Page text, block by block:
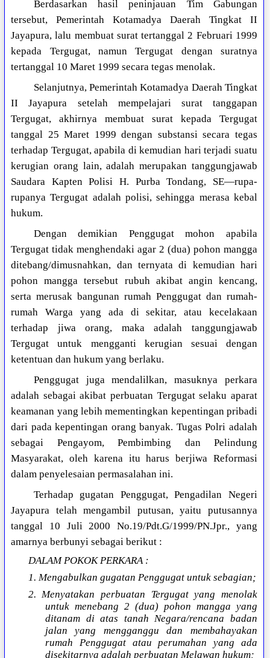
Berdasarkan hasil peninjauan Tim Gabungan
tersebut, Pemerintah Kotamadya Daerah Tingkat II
Jayapura, lalu membuat surat tertanggal 2 Februari 1999
kepada Tergugat, namun Tergugat dengan suratnya
tertanggal 10 Maret 1999 secara tegas menolak.
Selanjutnya, Pemerintah Kotamadya Daerah Tingkat
II Jayapura setelah mempelajari surat tanggapan
Tergugat, akhirnya membuat surat kepada Tergugat
tanggal 25 Maret 1999 dengan substansi secara tegas
terhadap Tergugat, apabila di kemudian hari terjadi suatu
kerugian orang lain, adalah merupakan tanggungjawab
Saudara Kapten Polisi H. Purba Tondang, SE—rupa-
rupanya Tergugat adalah polisi, sehingga merasa kebal
hukum.
Dengan demikian Penggugat mohon apabila
Tergugat tidak menghendaki agar 2 (dua) pohon mangga
ditebang/dimusnahkan, dan ternyata di kemudian hari
pohon mangga tersebut rubuh akibat angin kencang,
serta merusak bangunan rumah Penggugat dan rumah-
rumah Warga yang ada di sekitar, atau kecelakaan
terhadap jiwa orang, maka adalah tanggungjawab
Tergugat untuk mengganti kerugian sesuai dengan
ketentuan dan hukum yang berlaku.
Penggugat juga mendalilkan, masuknya perkara
adalah sebagai akibat perbuatan Tergugat selaku aparat
keamanan yang lebih mementingkan kepentingan pribadi
dari pada kepentingan orang banyak. Tugas Polri adalah
sebagai Pengayom, Pembimbing dan Pelindung
Masyarakat, oleh karena itu harus berjiwa Reformasi
dalam penyelesaian permasalahan ini.
Terhadap gugatan Penggugat, Pengadilan Negeri
Jayapura telah mengambil putusan, yaitu putusannya
tanggal 10 Juli 2000 No.19/Pdt.G/1999/PN.Jpr., yang
amarnya berbunyi sebagai berikut :
DALAM POKOK PERKARA :
1. Mengabulkan gugatan Penggugat untuk sebagian;
2. Menyatakan perbuatan Tergugat yang menolak
untuk menebang 2 (dua) pohon mangga yang
ditanam di atas tanah Negara/rencana badan
jalan yang mengganggu dan membahayakan
rumah Penggugat atau perumahan yang ada
disekitarnya adalah perbuatan Melawan hukum;